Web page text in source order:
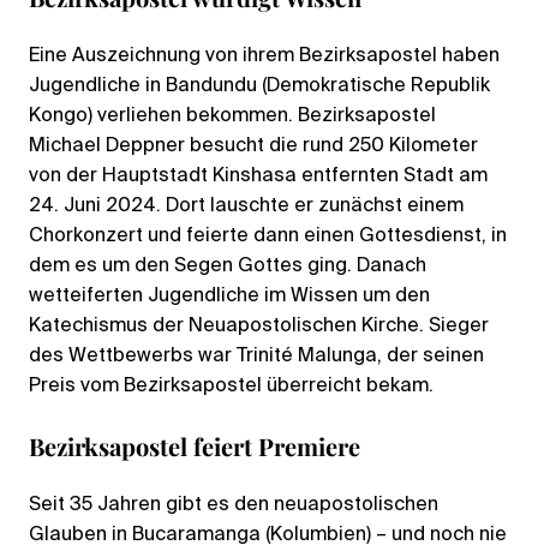
Eine Auszeichnung von ihrem Bezirksapostel haben
Jugendliche in Bandundu (Demokratische Republik
Kongo) verliehen bekommen. Bezirksapostel
Michael Deppner besucht die rund 250 Kilometer
von der Hauptstadt Kinshasa entfernten Stadt am
24. Juni 2024. Dort lauschte er zunächst einem
Chorkonzert und feierte dann einen Gottesdienst, in
dem es um den Segen Gottes ging. Danach
wetteiferten Jugendliche im Wissen um den
Katechismus der Neuapostolischen Kirche. Sieger
des Wettbewerbs war Trinité Malunga, der seinen
Preis vom Bezirksapostel überreicht bekam.
Bezirksapostel feiert Premiere
Seit 35 Jahren gibt es den neuapostolischen
Glauben in Bucaramanga (Kolumbien) – und noch nie